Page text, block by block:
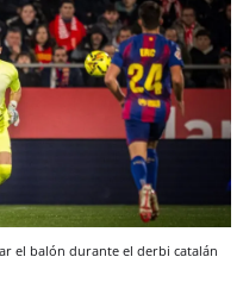
el balón durante el derbi catalán